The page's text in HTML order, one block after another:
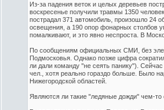
Из-за падения веток и целых деревьев
воскресенье получили травмы 1350
пострадал 371 автомобиль, произошло 24
освещения, а 190 опор фонарных столбов
помалкивают, и это явно неспроста. В
По сообщениям официальных СМИ, без
Подмосковья. Однако позже цифра
ли дали команду "не сеять панику").
чел., хотя реально гораздо больше. Было
Нижегородской областей.
Являются ли такие "ледяные дожди" чем-то